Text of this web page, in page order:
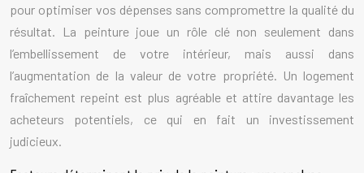
pour optimiser vos dépenses sans compromettre la qualité du
résultat. La peinture joue un rôle clé non seulement dans
l’embellissement de votre intérieur, mais aussi dans
l’augmentation de la valeur de votre propriété. Un logement
fraîchement repeint est plus agréable et attire davantage les
acheteurs potentiels, ce qui en fait un investissement
judicieux.